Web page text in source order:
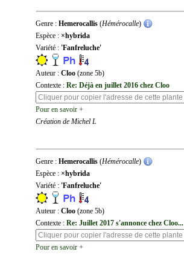
Genre : Hemerocallis (Hémérocalle)
Espèce : ×hybrida
Variété : 'Fanfreluche'
Auteur : Cloo (zone 5b)
Contexte : Re: Déjà en juillet 2016 chez Cloo
Pour en savoir +
Création de Michel L
Genre : Hemerocallis (Hémérocalle)
Espèce : ×hybrida
Variété : 'Fanfreluche'
Auteur : Cloo (zone 5b)
Contexte : Re: Juillet 2017 s'annonce chez Cloo...
Pour en savoir +